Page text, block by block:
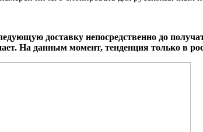
доставку непосредственно до
На данным момент, тенденция только в